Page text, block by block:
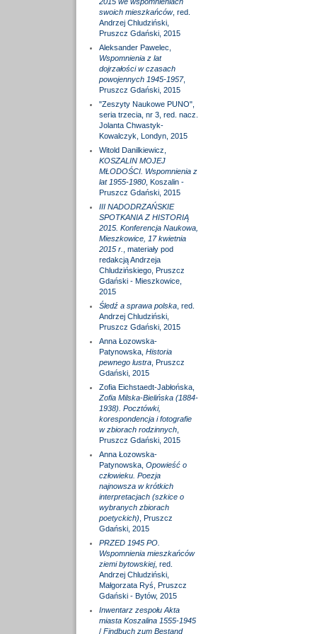
swoich mieszkańców, red.
Andrzej Chludziński,
Pruszcz Gdański, 2015
Aleksander Pawelec,
Wspomnienia z lat
dojrzałości w czasach
powojennych 1945-1957,
Pruszcz Gdański, 2015
"Zeszyty Naukowe PUNO",
seria trzecia, nr 3, red. nacz.
Jolanta Chwastyk-
Kowalczyk, Londyn, 2015
Witold Danilkiewicz,
KOSZALIN MOJEJ
MŁODOŚCI. Wspomnienia z
lat 1955-1980, Koszalin -
Pruszcz Gdański, 2015
III NADODRZAŃSKIE
SPOTKANIA Z HISTORIĄ
2015. Konferencja Naukowa,
Mieszkowice, 17 kwietnia
2015 r.
, materiały pod
redakcją Andrzeja
Chludzińskiego, Pruszcz
Gdański - Mieszkowice,
2015
Śledź a sprawa polska, red.
Andrzej Chludziński,
Pruszcz Gdański, 2015
Anna Łozowska-
Patynowska, Historia
pewnego lustra, Pruszcz
Gdański, 2015
Zofia Eichstaedt-Jabłońska,
Zofia Milska-Bielińska (1884-
1938). Pocztówki,
korespondencja i fotografie
w zbiorach rodzinnych,
Pruszcz Gdański, 2015
Anna Łozowska-
Patynowska, Opowieść o
człowieku. Poezja
najnowsza w krótkich
interpretacjach (szkice o
wybranych zbiorach
poetyckich) , Pruszcz
Gdański, 2015
PRZED 1945 PO.
Wspomnienia mieszkańców
ziemi bytowskiej, red.
Andrzej Chludziński,
Małgorzata Ryś, Pruszcz
Gdański - Bytów, 2015
Inwentarz zespołu Akta
miasta Koszalina 1555-1945
/ Findbuch zum Bestand